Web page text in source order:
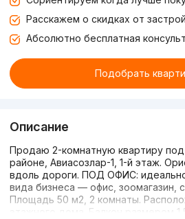
Расскажем о скидках от
Абсолютно бесплатная
Подобрать
Описание
Продаю 2-комнатную квартиру
районе, Авиасозлар-1, 1-й этаж.
вдоль дороги. ПОД ОФИС:
вида бизнеса — офис, зоомагазин,
Площадь 50 м2, 2 комнаты.
этажного дома. Балкон размером